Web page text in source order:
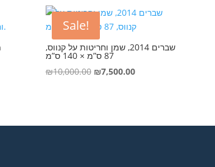
₪15,000.00.₪14,900.00.
Sale!
שברים 2014, שמן וחריטות על קנווס,
87 ס”מ × 140 ס”מ
₪10,000.00 Original
₪7,500.00Current